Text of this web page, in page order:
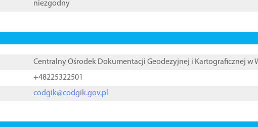
niezgodny
Centralny Ośrodek Dokumentacji Geodezyjnej i Kartograficznej w
+48225322501
codgik@codgik.gov.pl